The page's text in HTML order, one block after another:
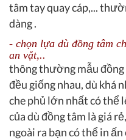
tâm tay quay cáp,...
dàng .
- chọn lựa dù đồng tâm
an vặt,..
thông thường mẫu
đều giống nhau, dù khá
che phủ lớn nhất có
của dù đồng tâm là giá
ngoài ra bạn có thể in